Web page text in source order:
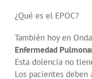
¿Qué es el EPOC?
También hoy en
Enfermedad
Esta dolencia no
Los pacientes